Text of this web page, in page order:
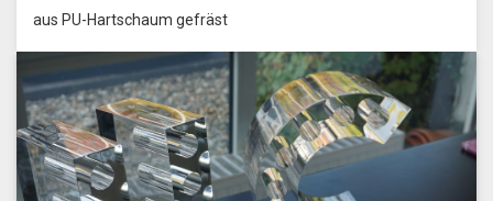
aus PU-Hartschaum gefräst